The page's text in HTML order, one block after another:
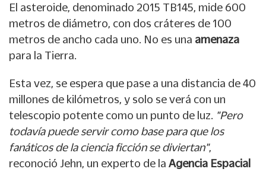
El asteroide, denominado 2015 TB145, mide 600
metros de diámetro, con dos cráteres de 100
metros de ancho cada uno . No es una amenaza
para la Tierra.
Esta vez, se espera que pase a una distancia de 40
millones de kilómetros , y solo se verá con un
telescopio potente como un punto de luz. "Pero
todavía puede servir como base para que los
fanáticos de la ciencia ficción se diviertan",
reconoció Jehn, un experto de la Agencia Espacial